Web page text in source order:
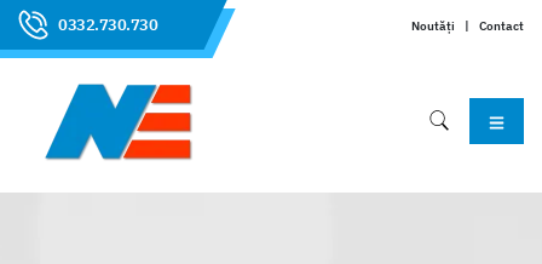
0332.730.730 Noutăți | Contact